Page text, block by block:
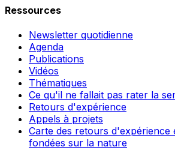
Ressources
Newsletter quotidienne
Agenda
Publications
Vidéos
Thématiques
Ce qu'il ne fallait pas rater la
Retours d'expérience
Appels à projets
Carte des retours d'expérience
fondées sur la nature